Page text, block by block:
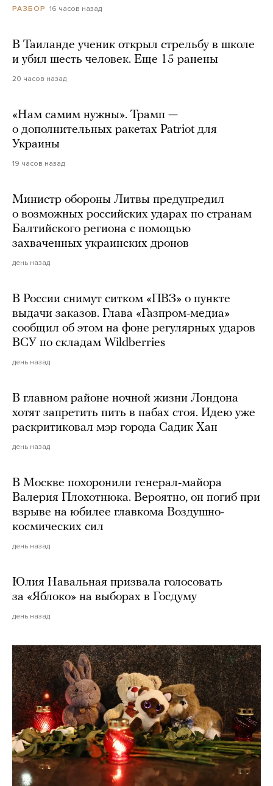
РАЗБОР 16 часов назад
В Таиланде ученик открыл стрельбу в школе
и убил шесть человек. Еще 15 ранены
20 часов назад
«Нам самим нужны». Трамп —
о дополнительных ракетах Patriot для
Украины
19 часов назад
Министр обороны Литвы предупредил
о возможных российских ударах по странам
Балтийского региона с помощью
захваченных украинских дронов
день назад
В России снимут ситком «ПВЗ» о пункте
выдачи заказов. Глава «Газпром-медиа»
сообщил об этом на фоне регулярных ударов
ВСУ по складам Wildberries
день назад
В главном районе ночной жизни Лондона
хотят запретить пить в пабах стоя. Идею уже
раскритиковал мэр города Садик Хан
день назад
В Москве похоронили генерал-майора
Валерия Плохотнюка. Вероятно, он погиб при
взрыве на юбилее главкома Воздушно-
космических сил
день назад
Юлия Навальная призвала голосовать
за «Яблоко» на выборах в Госдуму
день назад